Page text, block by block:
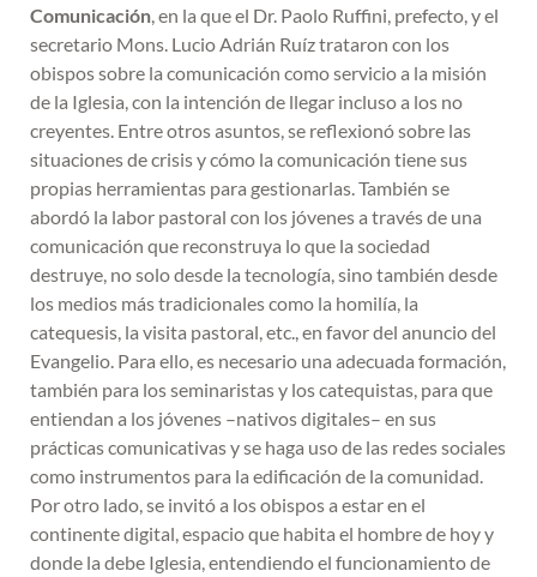
Comunicación, en la que el Dr. Paolo Ruffini, prefecto, y el
secretario Mons. Lucio Adrián Ruíz trataron con los
obispos sobre la comunicación como servicio a la misión
de la Iglesia, con la intención de llegar incluso a los no
creyentes. Entre otros asuntos, se reflexionó sobre las
situaciones de crisis y cómo la comunicación tiene sus
propias herramientas para gestionarlas. También se
abordó la labor pastoral con los jóvenes a través de una
comunicación que reconstruya lo que la sociedad
destruye, no solo desde la tecnología, sino también desde
los medios más tradicionales como la homilía, la
catequesis, la visita pastoral, etc., en favor del anuncio del
Evangelio. Para ello, es necesario una adecuada formación,
también para los seminaristas y los catequistas, para que
entiendan a los jóvenes –nativos digitales– en sus
prácticas comunicativas y se haga uso de las redes sociales
como instrumentos para la edificación de la comunidad.
Por otro lado, se invitó a los obispos a estar en el
continente digital, espacio que habita el hombre de hoy y
donde la debe Iglesia, entendiendo el funcionamiento de